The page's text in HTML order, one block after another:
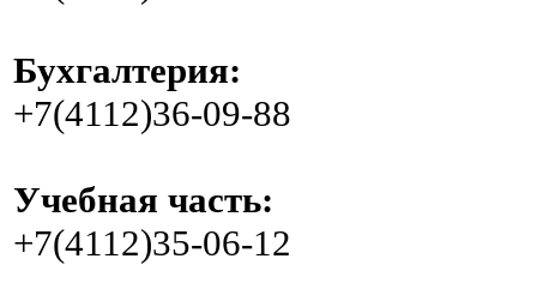
Бухгалтерия:
+7(4112)36-09-88
Учебная часть:
+7(4112)35-06-12